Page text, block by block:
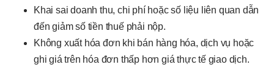
Khai sai doanh thu, chi phí hoặc số liệu liên quan dẫn
đến giảm số tiền thuế phải nộp.
Không xuất hóa đơn khi bán hàng hóa, dịch vụ hoặc
ghi giá trên hóa đơn thấp hơn giá thực tế giao dịch.